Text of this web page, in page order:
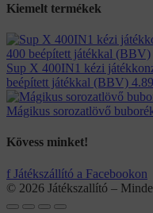
Kiemelt termékek
Sup X 400IN1 kézi
beépített játékkal (BBV)
Mágikus sorozatlövő
Kövess minket!
f Játékszállító a Facebookon
© 2026 Játékszallító –